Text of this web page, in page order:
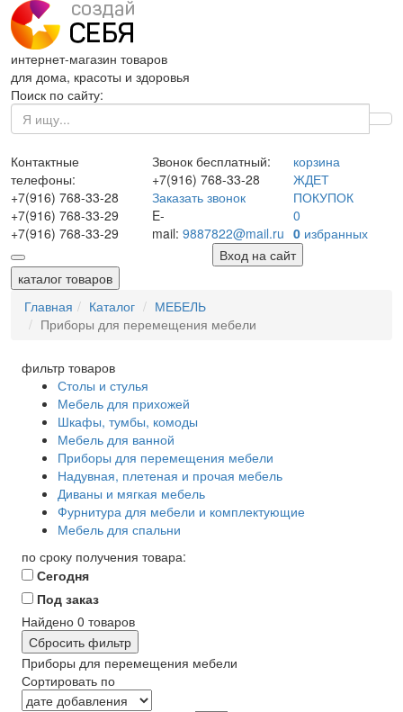
интернет-магазин товаров
для дома, красоты и здоровья
Поиск по сайту:
Контактные
телефоны:
+7(916) 768-33-28
+7(916) 768-33-29
+7(916) 768-33-29
Звонок бесплатный:
+7(916) 768-33-28
Заказать звонок
E-
mail: 9887822@mail.ru
корзина
ЖДЕТ
ПОКУПОК
0
0избранных
Вход на сайт
каталог товаров
Главная
Каталог
МЕБЕЛЬ
Приборы для перемещения мебели
фильтр товаров
Столы и стулья
Мебель для прихожей
Шкафы, тумбы, комоды
Мебель для ванной
Приборы для перемещения мебели
Надувная, плетеная и прочая мебель
Диваны и мягкая мебель
Фурнитура для мебели и комплектующие
Мебель для спальни
по сроку получения товара:
Сегодня
Под заказ
Найдено 0 товаров
Сбросить фильтр
Приборы для перемещения мебели
Сортировать по